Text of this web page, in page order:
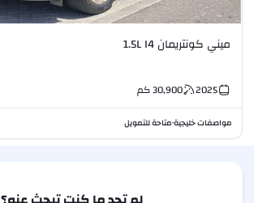
ميني كونتريمان 1.5L I4
2025
30,900كم
مواصفات خليجية•متاحة للتمويل